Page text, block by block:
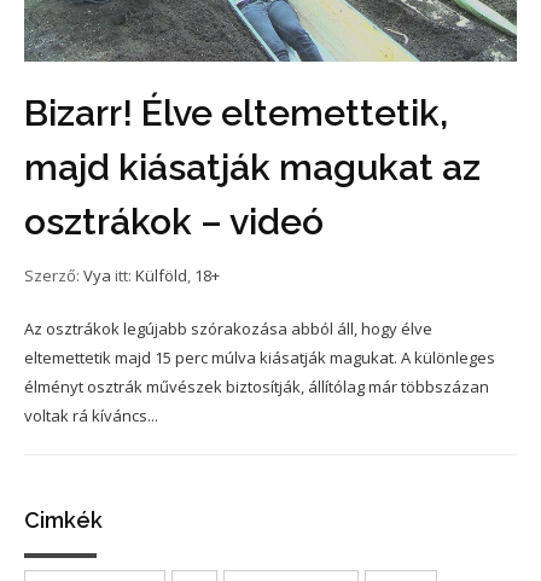
Bizarr! Élve eltemettetik,
majd kiásatják magukat az
osztrákok – videó
Szerző: Vya itt: Külföld, 18+
Az osztrákok legújabb szórakozása abból áll, hogy élve
eltemettetik majd 15 perc múlva kiásatják magukat. A különleges
élményt osztrák művészek biztosítják, állítólag már többszázan
voltak rá kíváncs...
Cimkék